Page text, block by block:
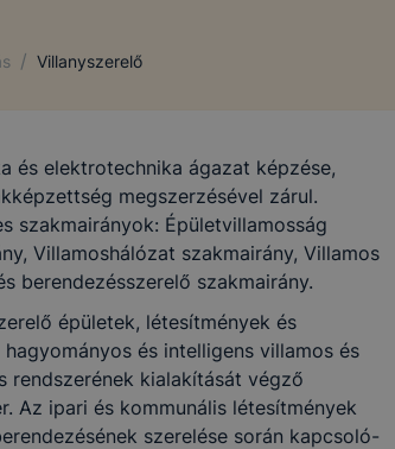
/ Villanyszerelő
és elektrotechnika ágazat képzése,
megszerzésével zárul.
szakmairányok: Épületvillamosság
Villamoshálózat szakmairány, Villamos
berendezésszerelő szakmairány.
épületek, létesítmények és
és intelligens villamos és
rendszerének kialakítását végző
Az ipari és kommunális létesítmények
szerelése során kapcsoló-